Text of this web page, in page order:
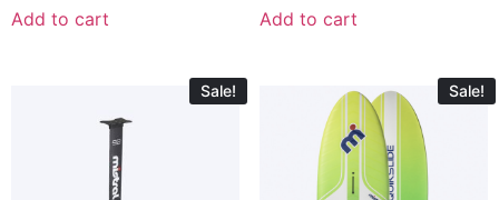
Add to cart Add to cart
Sale! Sale!